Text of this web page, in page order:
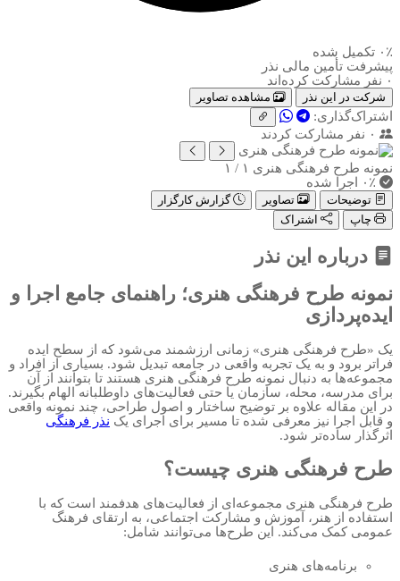
۰٪ تکمیل شده
پیشرفت تأمین مالی نذر
۰ نفر مشارکت کرده‌اند
شرکت در این نذر مشاهده تصاویر
اشتراک‌گذاری:
۰ نفر مشارکت کردند
نمونه طرح فرهنگی هنری ۱ / ۱
۰٪ اجرا شده
توضیحات تصاویر
گزارش کارگزار
چاپ
اشتراک
درباره این نذر
نمونه طرح فرهنگی هنری؛ راهنمای جامع اجرا و
ایده‌پردازی
یک «طرح فرهنگی هنری» زمانی ارزشمند می‌شود که از سطح ایده
فراتر برود و به یک تجربه واقعی در جامعه تبدیل شود. بسیاری از افراد و
مجموعه‌ها به دنبال نمونه طرح فرهنگی هنری هستند تا بتوانند از آن
برای مدرسه، محله، سازمان یا حتی فعالیت‌های داوطلبانه الهام بگیرند.
در این مقاله علاوه بر توضیح ساختار و اصول طراحی، چند نمونه واقعی
و قابل اجرا نیز معرفی شده تا مسیر برای اجرای یک نذر فرهنگی
اثرگذار ساده‌تر شود.
طرح فرهنگی هنری چیست؟
طرح فرهنگی هنری مجموعه‌ای از فعالیت‌های هدفمند است که با
استفاده از هنر، آموزش و مشارکت اجتماعی، به ارتقای فرهنگ
عمومی کمک می‌کند. این طرح‌ها می‌توانند شامل:
برنامه‌های هنری